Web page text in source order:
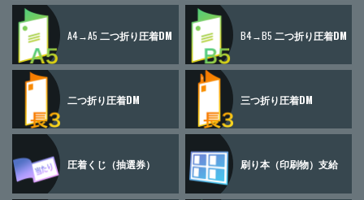
A4→A5 二つ折り圧着DM B4→B5 二つ折り圧着DM
二つ折り圧着DM 三つ折り圧着DM
圧着くじ （抽選券） 刷り本（印刷物） 支給